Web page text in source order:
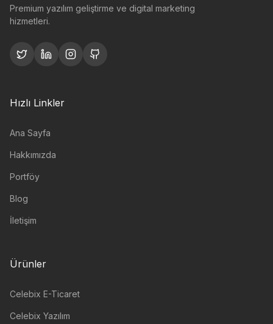
Premium yazılım geliştirme ve digital marketing
hizmetleri.
Hızlı Linkler
Ana Sayfa
Hakkımızda
Portföy
Blog
İletişim
Ürünler
Celebix E-Ticaret
Celebix Yazılım